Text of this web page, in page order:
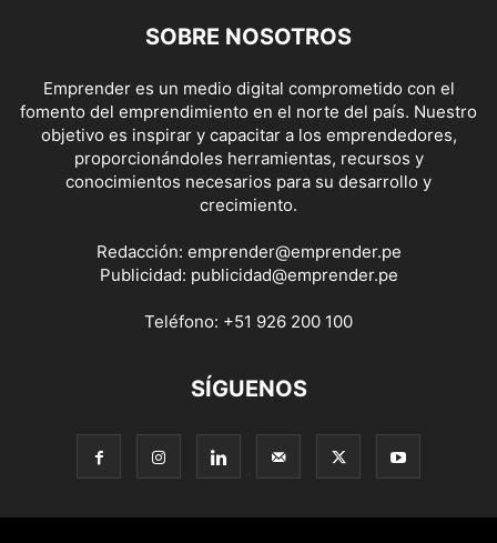
SOBRE NOSOTROS
Emprender es un medio digital comprometido con el
fomento del emprendimiento en el norte del país. Nuestro
objetivo es inspirar y capacitar a los emprendedores,
proporcionándoles herramientas, recursos y
conocimientos necesarios para su desarrollo y
crecimiento.
Redacción: emprender@emprender.pe
Publicidad: publicidad@emprender.pe
Teléfono: +51 926 200 100
SÍGUENOS